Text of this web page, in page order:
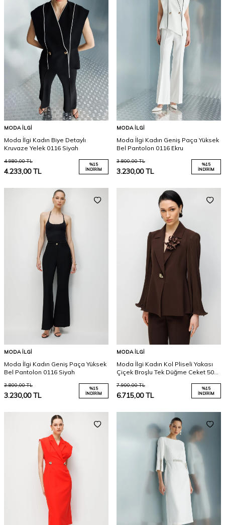
MODA İLGI
Moda İlgi Kadın Biye Detaylı
Kruvaze Yelek 0116 Siyah
4.980,00TL
4.233,00TL
%15
İNDIRIM
MODA İLGI
Moda İlgi Kadın Geniş Paça Yüksek
Bel Pantolon 0116 Ekru
3.800,00TL
3.230,00TL
%15
İNDIRIM
MODA İLGI
Moda İlgi Kadın Geniş Paça Yüksek
Bel Pantolon 0116 Siyah
3.800,00TL
3.230,00TL
%15
İNDIRIM
MODA İLGI
Moda İlgi Kadın Kol Pliseli Yakası
Çiçek Broşlu Tek Düğme Ceket 5025
7.900,00TL
6.715,00TL
%15
İNDIRIM